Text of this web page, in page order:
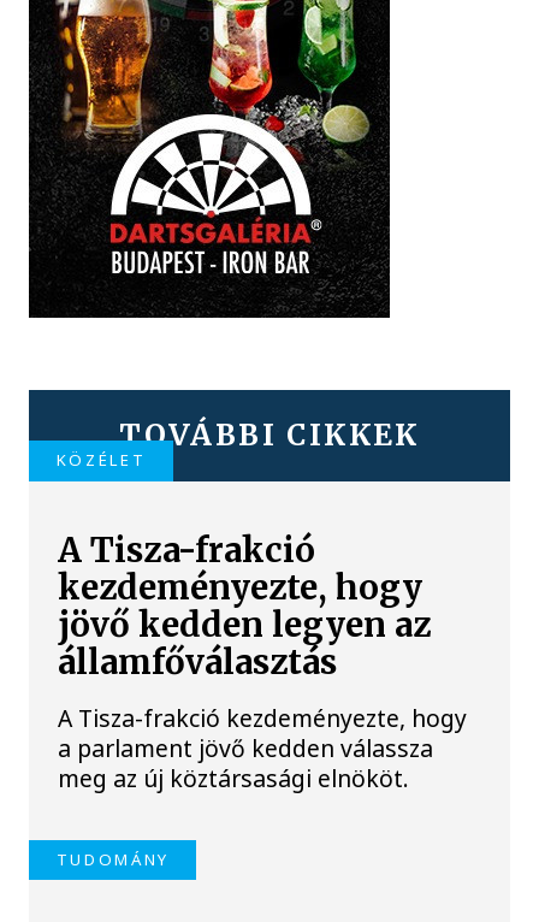
TOVÁBBI CIKKEK
KÖZÉLET
A Tisza-frakció
kezdeményezte, hogy
jövő kedden legyen az
államfőválasztás
A Tisza-frakció kezdeményezte, hogy
a parlament jövő kedden válassza
meg az új köztársasági elnököt.
TUDOMÁNY